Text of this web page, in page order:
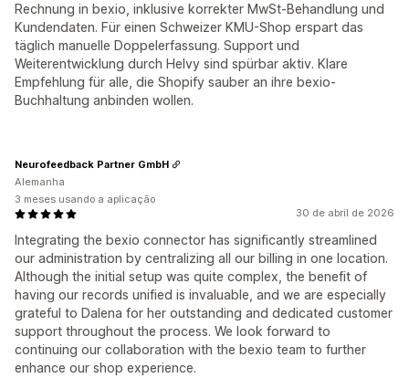
Rechnung in bexio, inklusive korrekter MwSt-Behandlung und
Kundendaten. Für einen Schweizer KMU-Shop erspart das
täglich manuelle Doppelerfassung. Support und
Weiterentwicklung durch Helvy sind spürbar aktiv. Klare
Empfehlung für alle, die Shopify sauber an ihre bexio-
Buchhaltung anbinden wollen.
30 de abril de 2026
Integrating the bexio connector has significantly streamlined
our administration by centralizing all our billing in one location.
Although the initial setup was quite complex, the benefit of
having our records unified is invaluable, and we are especially
grateful to Dalena for her outstanding and dedicated customer
support throughout the process. We look forward to
continuing our collaboration with the bexio team to further
enhance our shop experience.
Neurofeedback Partner GmbH
Alemanha
3 meses usando a aplicação